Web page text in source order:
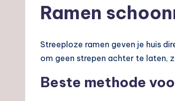
Ramen
Streeploze ramen geven je huis
om geen strepen achter te laten,
Beste methode